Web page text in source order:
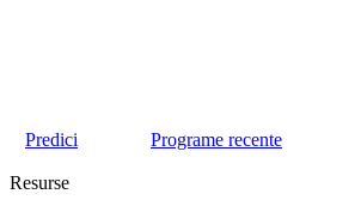
Predici Programe recente
Resurse